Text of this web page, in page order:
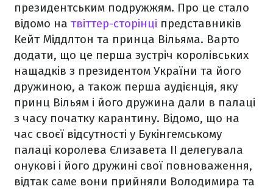
президентським подружжям. Про це стало
відомо на твіттер-сторінці представників
Кейт Міддлтон та принца Вільяма. Варто
додати, що це перша зустріч королівських
нащадків з президентом України та його
дружиною, а також перша аудієнція, яку
принц Вільям і його дружина дали в палаці
з часу початку карантину. Відомо, що на
час своєї відсутності у Букінгемському
палаці королева Єлизавета II делегувала
онукові і його дружині свої повноваження,
відтак саме вони прийняли Володимира та